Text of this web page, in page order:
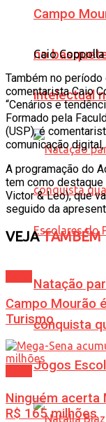
Campo
no
intelectual
Natação
conquista
Jogos
Caio Coppolla
Também no
comentarista Caio
“Cenários e
Formado pela
(USP), é
comunicação
A programação do
tem como destaque
Victor & Leo), que
seguido da
VEJATAMBÉM
Campo Mourão
Turismo
Ninguém acerta
R$ 165 milhões